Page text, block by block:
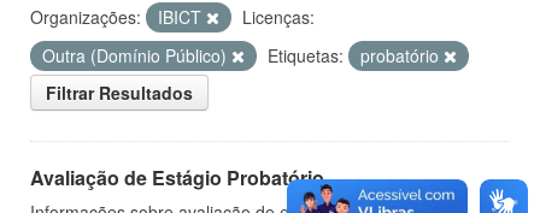
Organizações: IBICT
Licenças:
Outra (Domínio Público)
Etiquetas:
probatório
Filtrar Resultados
Avaliação de Estágio Probatório